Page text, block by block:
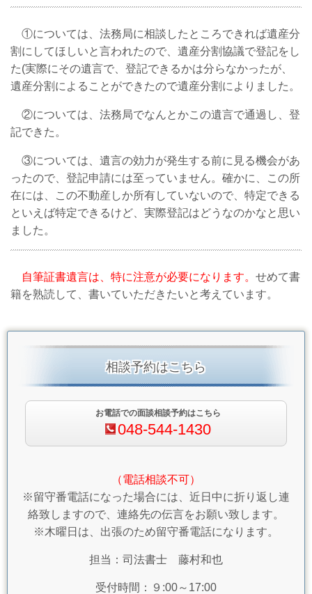
①については、法務局に相談したところできれば遺産分
割にしてほしいと言われたので、遺産分割協議で登記をし
た(実際にその遺言で、登記できるかは分らなかったが、
遺産分割によることができたので遺産分割によりました。
②については、法務局でなんとかこの遺言で通過し、登
記できた。
③については、遺言の効力が発生する前に見る機会があ
ったので、登記申請には至っていません。確かに、この所
在には、この不動産しか所有していないので、特定できる
といえば特定できるけど、実際登記はどうなのかなと思い
ました。
自筆証書遺言は、特に注意が必要になります。 せめて書
籍を熟読して、書いていただきたいと考えています。
相談予約はこちら
お電話での面談相談予約はこちら
048-544-1430
（電話相談不可）
※留守番電話になった場合には、近日中に折り返し連
絡致しますので、連絡先の伝言をお願い致します。
※木曜日は、出張のため留守番電話になります。
担当：司法書士 藤村和也
受付時間：９:00～17:00